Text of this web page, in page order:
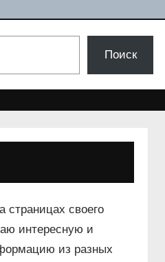
Поиск
страницах своего
интересную и
из разных